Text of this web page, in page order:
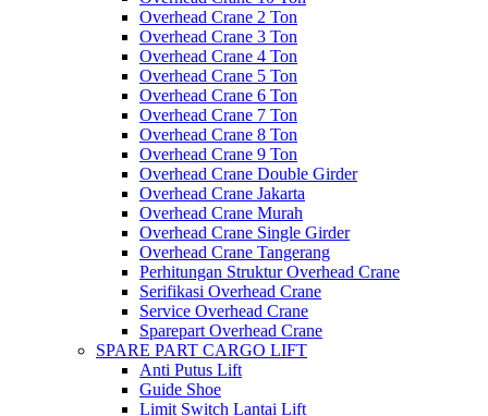
Overhead Crane 2 Ton
Overhead Crane 3 Ton
Overhead Crane 4 Ton
Overhead Crane 5 Ton
Overhead Crane 6 Ton
Overhead Crane 7 Ton
Overhead Crane 8 Ton
Overhead Crane 9 Ton
Overhead Crane Double Girder
Overhead Crane Jakarta
Overhead Crane Murah
Overhead Crane Single Girder
Overhead Crane Tangerang
Perhitungan Struktur Overhead Crane
Serifikasi Overhead Crane
Service Overhead Crane
Sparepart Overhead Crane
SPARE PART CARGO LIFT
Anti Putus Lift
Guide Shoe
Limit Switch Lantai Lift